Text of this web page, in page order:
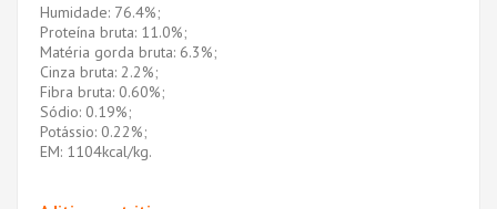
Humidade: 76.4%;
Proteína bruta: 11.0%;
Matéria gorda bruta: 6.3%;
Cinza bruta: 2.2%;
Fibra bruta: 0.60%;
Sódio: 0.19%;
Potássio: 0.22%;
EM: 1104kcal/kg.